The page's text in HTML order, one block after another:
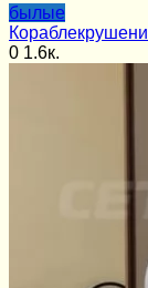
былые
0 1.6к.